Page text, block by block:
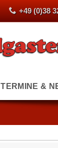
+49 (0)38
TERMINE &